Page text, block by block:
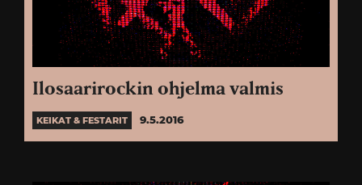
Ilosaarirockin ohjelma valmis
KEIKAT & FESTARIT 9.5.2016